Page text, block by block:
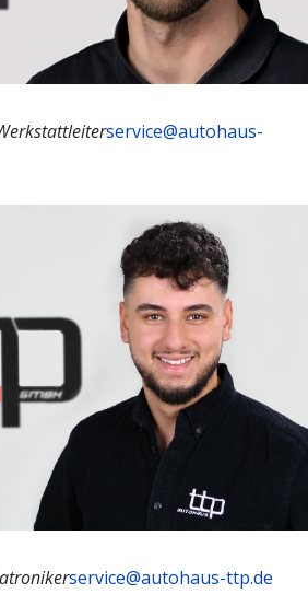
service@autohaus-
service@autohaus-ttp.de